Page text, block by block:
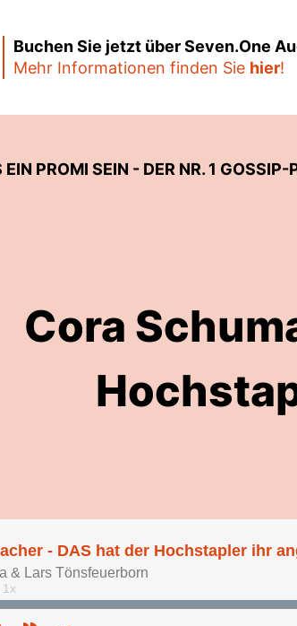
Buchen Sie jetzt über Seven.One
Mehr Informationen finden Sie hier!
PROMI SEIN - DER NR. 1
Cora
- DAS hat der Hochstapler ihr
& Lars Tönsfeuerborn